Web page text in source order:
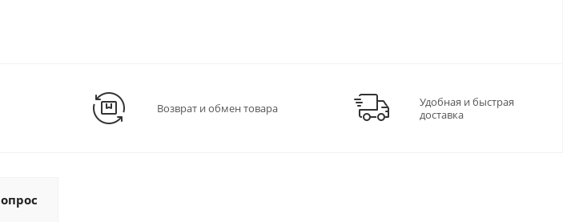
Возврат и обмен товара
Удобная и быстрая
доставка